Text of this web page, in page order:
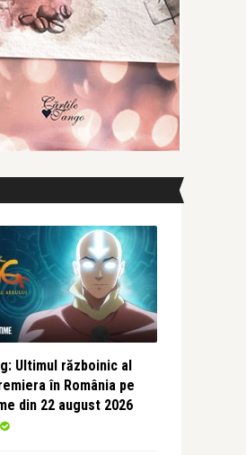
Ultimul războinic al
în România pe
din 22 august 2026